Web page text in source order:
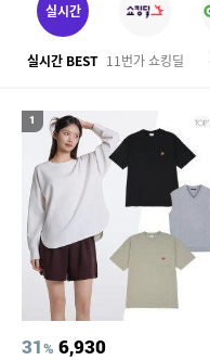
13 여자라인 댄스복
16 수향미쌀10kg
20 뷔페용기
실시간
실시간 BEST 11번가 쇼킹딜
1
31% 6,930